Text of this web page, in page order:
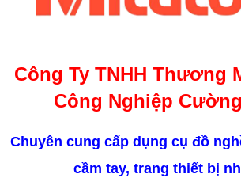
Công Ty TNHH Thương
Công Nghiệp
Chuyên cung cấp dụng cụ đồ
cầm tay, trang thiết bị